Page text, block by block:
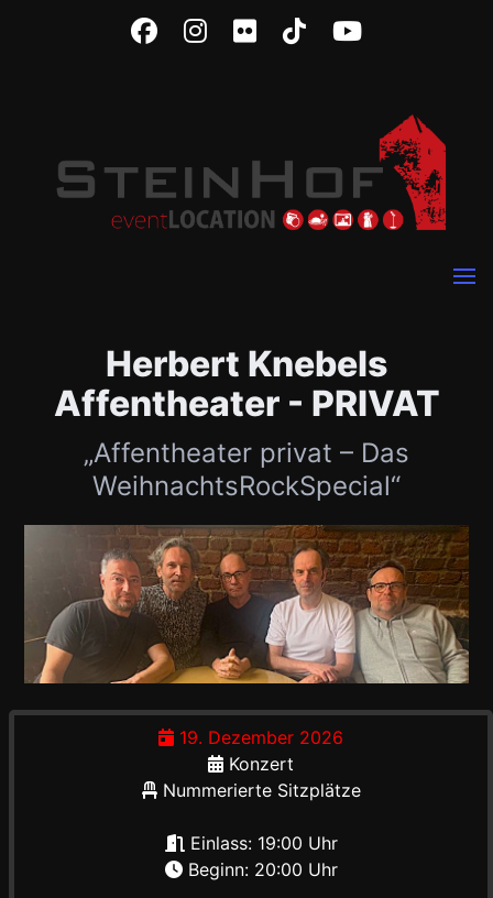
Herbert Knebels
Affentheater - PRIVAT
„Affentheater privat – Das
WeihnachtsRockSpecial“
19. Dezember 2026
Konzert
Nummerierte Sitzplätze
Einlass: 19:00 Uhr
Beginn: 20:00 Uhr